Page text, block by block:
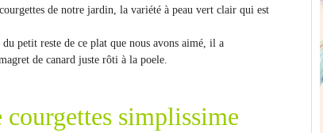
de notre jardin, la variété à peau vert clair qui est
petit reste de ce plat que nous avons aimé, il a
de canard juste rôti à la poele.
courgettes simplissime